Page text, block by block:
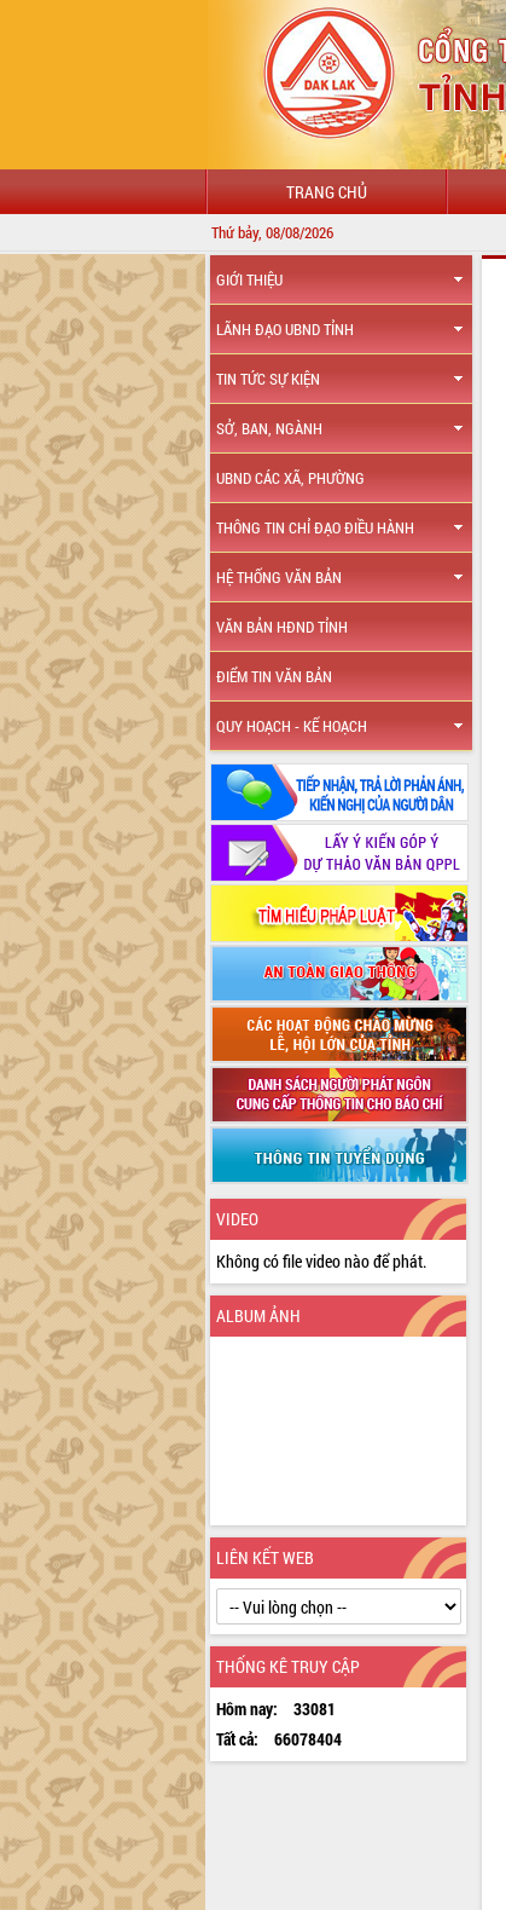
TRANG CHỦ
Thứ bảy, 08/08/2026
GIỚI THIỆU
LÃNH ĐẠO UBND TỈNH
TIN TỨC SỰ KIỆN
SỞ, BAN, NGÀNH
UBND CÁC XÃ, PHƯỜNG
THÔNG TIN CHỈ ĐẠO ĐIỀU HÀNH
HỆ THỐNG VĂN BẢN
VĂN BẢN HĐND TỈNH
ĐIỂM TIN VĂN BẢN
QUY HOẠCH - KẾ HOẠCH
VIDEO
Không có file video nào để phát.
ALBUM ẢNH
LIÊN KẾT WEB
THỐNG KÊ TRUY CẬP
Hôm nay:
33081
Tất cả:
66078404